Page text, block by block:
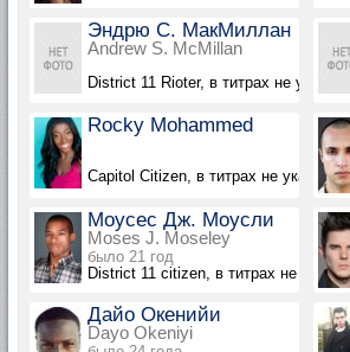
Эндрю С. МакМиллан
Andrew S. McMillan
District 11 Rioter, в титрах не указан
Rocky Mohammed
Capitol Citizen, в титрах не указана
Моусес Дж. Моусли
Moses J. Moseley
было 21 год
District 11 citizen, в титрах не указан
Дайо Окенийи
Dayo Okeniyi